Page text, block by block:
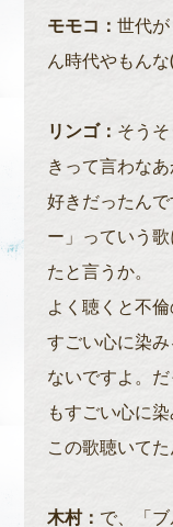
モモコ： 世代
ん時代やもんな(
リンゴ： そう
きって言わな
好きだったん
ー」っていう
たと言うか。
よく聴くと不
すごい心に染
ないですよ。
もすごい心に
この歌聴いて
木村： で、「